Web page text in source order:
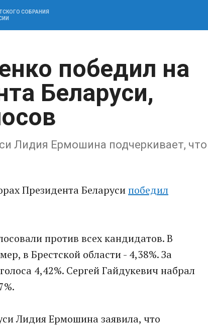
СОБРАНИЯ
победил на
Беларуси,
Лидия Ермошина подчеркивает, что
Президента Беларусипобедил
против всех кандидатов. В
в Брестской области - 4,38%. За
4,42%. Сергей Гайдукевич набрал
Лидия Ермошина заявила, что